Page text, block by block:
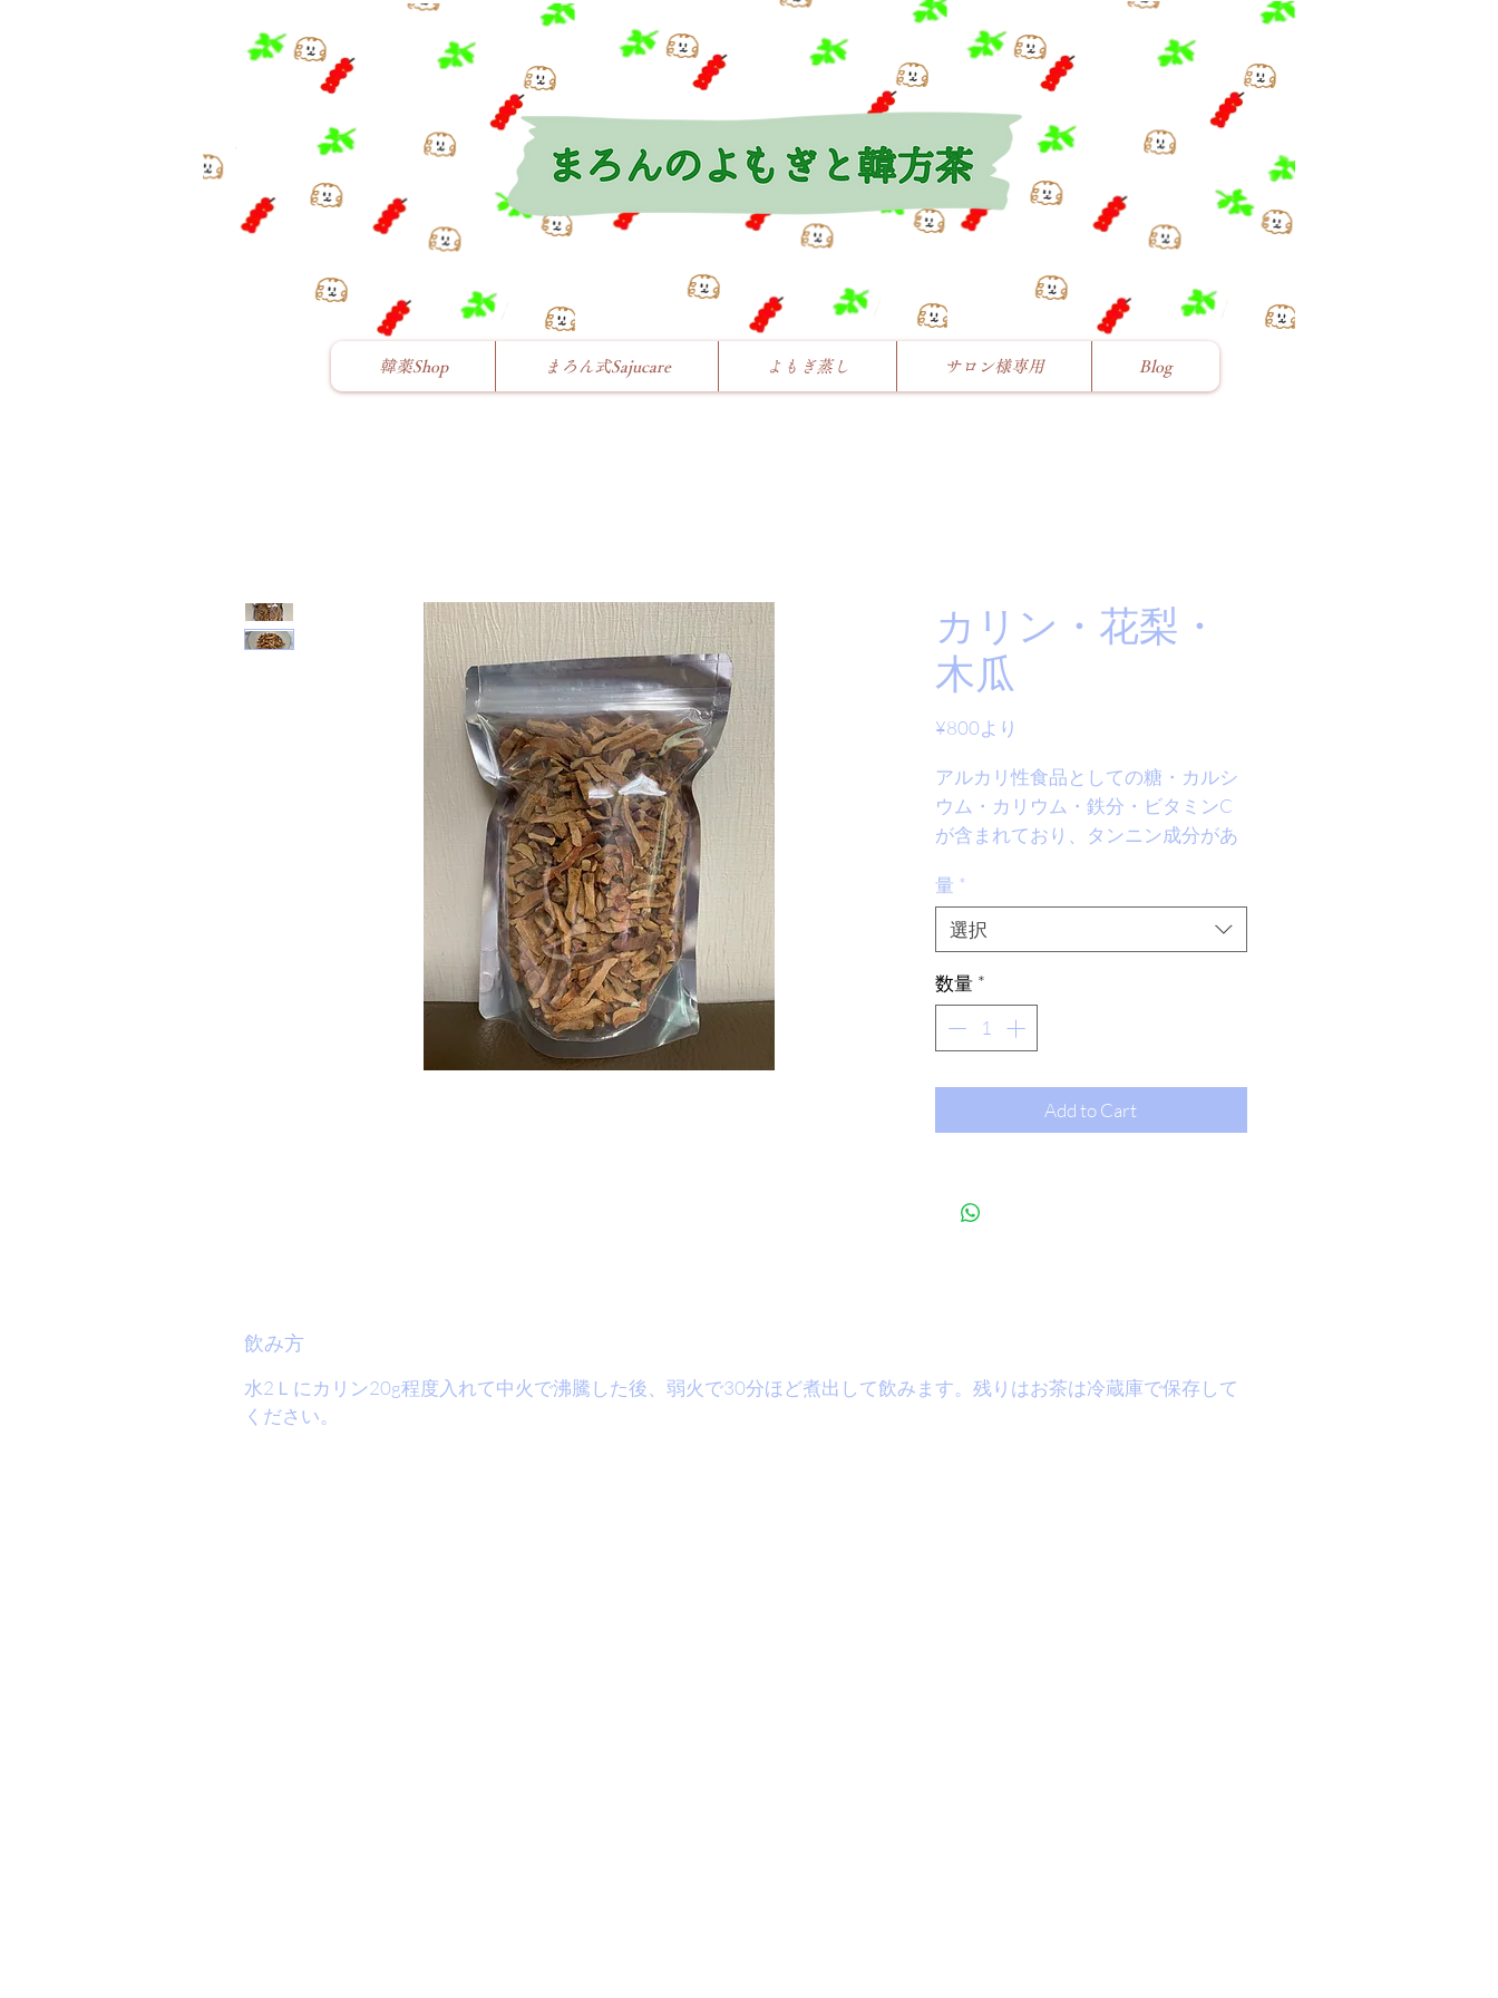
韓薬Shop まろん式Sajucare よもぎ蒸し サロン様専用 Blog
カリン・花梨・
木瓜
¥800より
ル
価
格
アルカリ性食品としての糖・カルシ
ウム・カリウム・鉄分・ビタミンC
が含まれており、タンニン成分があ
酸が含まれていて、酸味がありま
す。
消化酵素の分泌を促進し、消化機能
を良くするため、吐き気や下痢する
ときに良いです。代謝を良くして、
の量が減るので、注意してくださ
量 *
選択
数量 *
Add to Cart
飲み方
水2Ｌにカリン20g程度入れて中火で沸騰した後、弱火で30分ほど煮出して飲みます。残りはお茶は冷蔵庫で保存して
ください。